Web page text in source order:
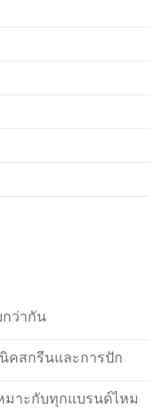
กว่ากัน
คสกรีนและการปัก
มาะกับทุกแบรนด์ไหม